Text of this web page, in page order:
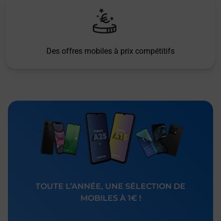
Des offres mobiles à prix compétitifs
TOUTE L’ANNÉE, UNE SÉLECTION DE
MOBILES À 1€ !